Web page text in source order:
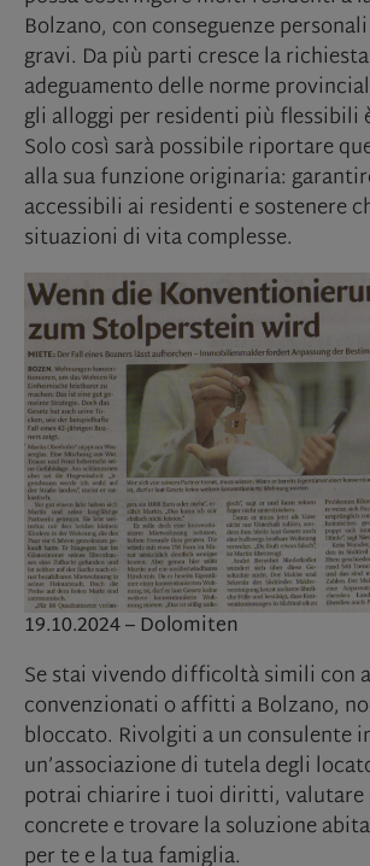
Bolzano, con conseguenze
gravi. Da più parti cresce la
adeguamento delle norme
gli alloggi per residenti più flessibili
Solo così sarà possibile riportare
alla sua funzione originaria:
accessibili ai residenti e sostenere
situazioni di vita complesse.
19.10.2024 – Dolomiten
Se stai vivendo difficoltà simili con
convenzionati o affitti a Bolzano,
bloccato. Rivolgiti a un consulente
un’associazione di tutela degli
potrai chiarire i tuoi diritti,
concrete e trovare la soluzione
per te e la tua famiglia.